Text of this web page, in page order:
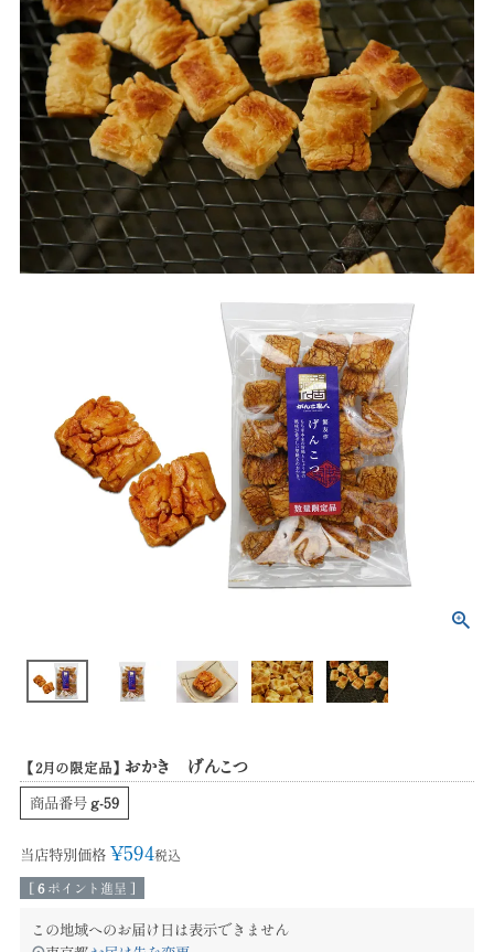
【2月の限定品】 おかき げんこつ
商品番号 g-59
当店特別価格 ¥594税込
6 ポイント進呈 ]
この地域へのお届け日は表示できません